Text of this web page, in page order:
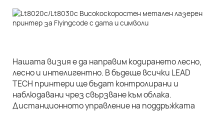
Нашата визия е да направим кодирането лесно,
лесно и интелигентно. В бъдеще всички LEAD
TECH принтери ще бъдат контролирани и
наблюдавани чрез свързване към облака.
Дистанционното управление на поддръжката